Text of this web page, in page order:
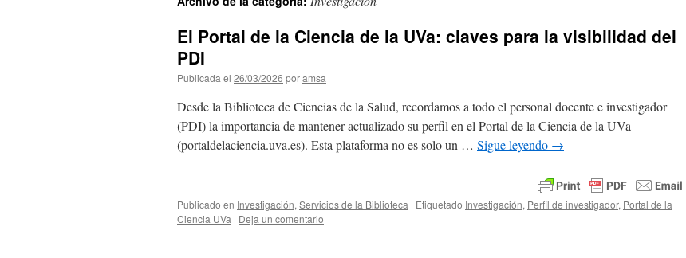
El Portal de la Ciencia de la UVa: claves para la visibilidad del
PDI
Publicada el 26/03/2026 poramsa
Desde la Biblioteca de Ciencias de la Salud, recordamos a todo el personal docente e investigador
(PDI) la importancia de mantener actualizado su perfil en el Portal de la Ciencia de la UVa
(portaldelaciencia.uva.es). Esta plataforma no es solo un … Sigue leyendo →
Publicado en Investigación, Servicios de la Biblioteca | Etiquetado Investigación, Perfil de investigador, Portal de la
Ciencia UVa | Deja un comentario